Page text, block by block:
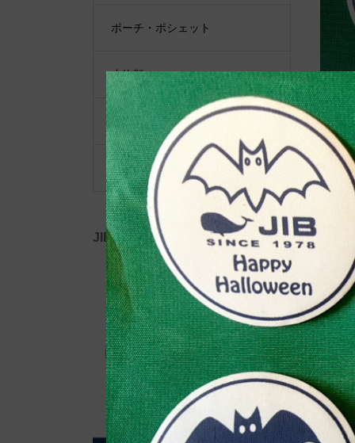
自
ポーチ・ポシェット
小物類
限定品・限定カラー
その他
JIB公式SNS